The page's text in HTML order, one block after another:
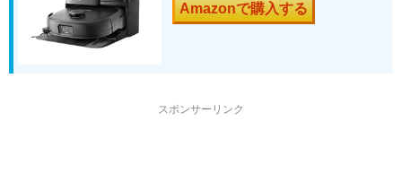
Amazonで購入する
スポンサーリンク